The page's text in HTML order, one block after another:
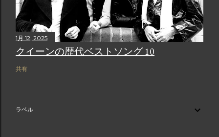
1月 12, 2025
クイーンの歴代ベストソング 10
共有
ラベル